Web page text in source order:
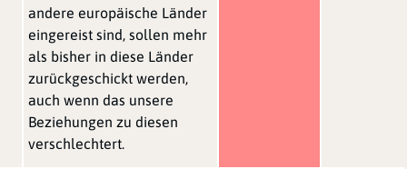
andere europäische Länder
eingereist sind, sollen mehr
als bisher in diese Länder
zurückgeschickt werden,
auch wenn das unsere
Beziehungen zu diesen
verschlechtert.